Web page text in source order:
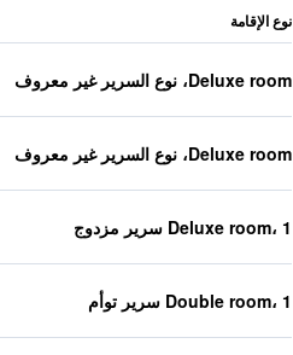
نوع الإقامة
Deluxe room، نوع السرير غير معروف
Deluxe room، نوع السرير غير معروف
Deluxe room، 1 سرير مزدوج
Double room، 1 سرير توأم